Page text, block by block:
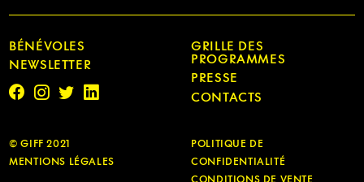
BÉNÉVOLES
NEWSLETTER
GRILLE DES
PROGRAMMES
PRESSE
CONTACTS
© GIFF 2021
MENTIONS LÉGALES
POLITIQUE DE
CONFIDENTIALITÉ
CONDITIONS DE VENTE